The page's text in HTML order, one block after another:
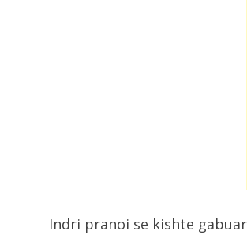
Indri pranoi se kishte